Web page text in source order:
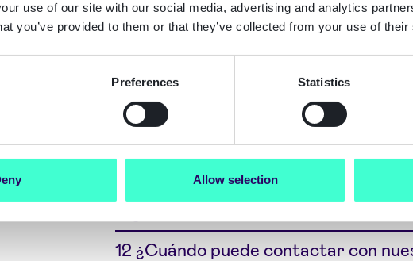
use of our site with our social media, advertising and analytics
you’ve provided to them or that they’ve collected from your use of
Preferences Statistics
Allow selection
7 ¿Por qué y con qué base trata
8 ¿Durante cuánto tiempo conserva
personales?
9 ¿Transfiere Signicat ReadID sus
10 ¿Están seguros mis datos?
12 ¿Cuándo puede contactar con